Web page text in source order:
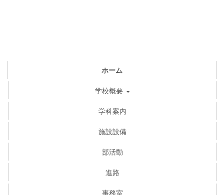
ホーム
学校概要
学科案内
施設設備
部活動
進路
事務室